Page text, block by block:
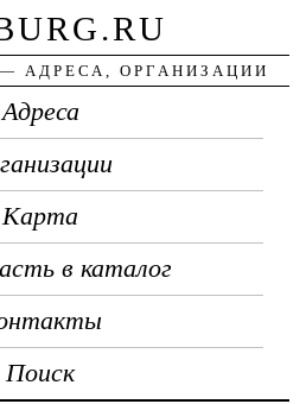
АДРЕСА, ОРГАНИЗАЦИИ
Адреса
Карта
в каталог
Поиск